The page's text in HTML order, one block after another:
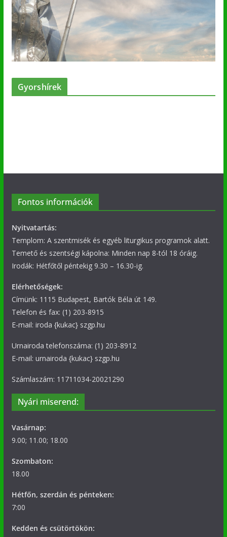
Gyorshírek
Fontos információk
Nyitvatartás:
Templom: A szentmisék és egyéb liturgikus programok alatt.
Temető és szentségi kápolna: Minden nap 8-tól 18 óráig.
Irodák: Hétfőtől péntekig 9.30 – 16.30-ig.
Elérhetőségek:
Címünk: 1115 Budapest, Bartók Béla út 149.
Telefon és fax: (1) 203-8915
E-mail: iroda {kukac} szgp.hu
Urnairoda telefonszáma: (1) 203-8912
E-mail: urnairoda {kukac} szgp.hu
Számlaszám: 11711034-20021290
Nyári miserend:
Vasárnap:
9.00; 11.00; 18.00
Szombaton:
18.00
Hétfőn, szerdán és pénteken:
7:00
Kedden és csütörtökön: